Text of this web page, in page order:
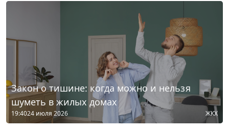
Закон о тишине: когда можно и нельзя
шуметь в жилых домах
19:4024 июля 2026 ЖКХ